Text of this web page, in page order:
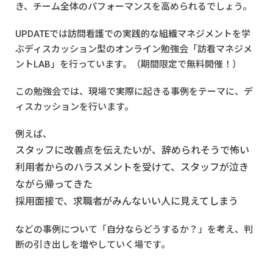
き、チーム全体のパフォーマンスを高められるでしょう。
UPDATEでは訪問看護での実践的な組織マネジメントを学
ぶディスカッション型のオンライン勉強会「訪看マネジメ
ントLAB」を行っています。（期間限定で無料開催！）
この勉強会では、現場で実際に起きる事例をテーマに、デ
ィスカッションを行います。
例えば、
スタッフに改善点を伝えたいが、辞められそうで怖い
利用者からのハラスメントを受けて、スタッフが泣き
ながら帰ってきた
採用面接で、求職者がみんないい人に見えてしまう
などの事例について「自分ならどうするか？」を考え、判
断の引き出しを増やしていく場です。